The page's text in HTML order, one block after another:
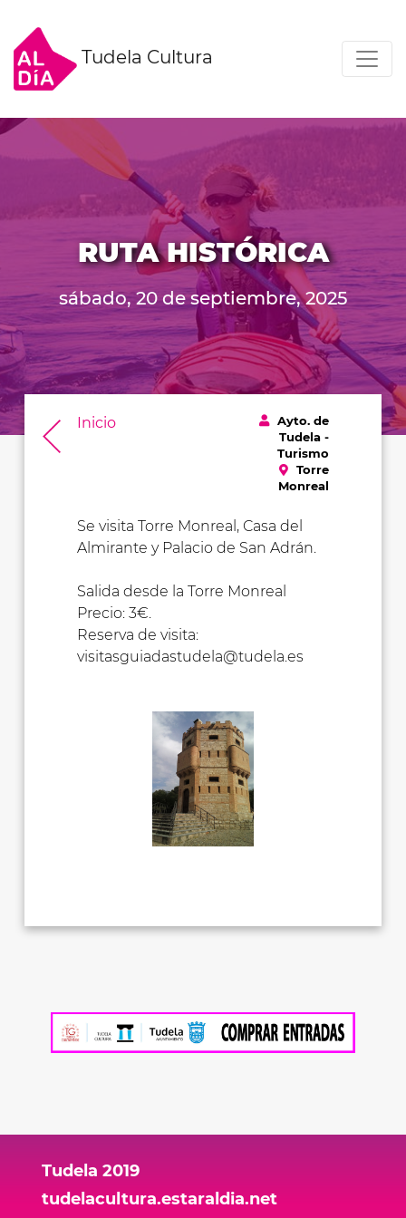
Tudela Cultura
RUTA HISTÓRICA
sábado, 20 de septiembre, 2025
Inicio
Ayto. de
Tudela -
Turismo
Torre
Monreal
Se visita Torre Monreal, Casa del
Almirante y Palacio de San Adrán.
Salida desde la Torre Monreal
Precio: 3€.
Reserva de visita:
visitasguiadastudela@tudela.es
Tudela 2019
tudelacultura.estaraldia.net